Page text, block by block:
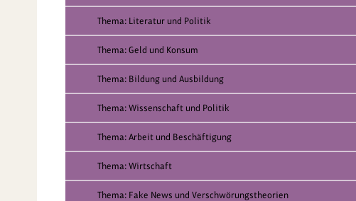
Thema: Literatur und Politik
Thema: Geld und Konsum
Thema: Bildung und Ausbildung
Thema: Wissenschaft und Politik
Thema: Arbeit und Beschäftigung
Thema: Wirtschaft
Thema: Fake News und Verschwörungstheorien